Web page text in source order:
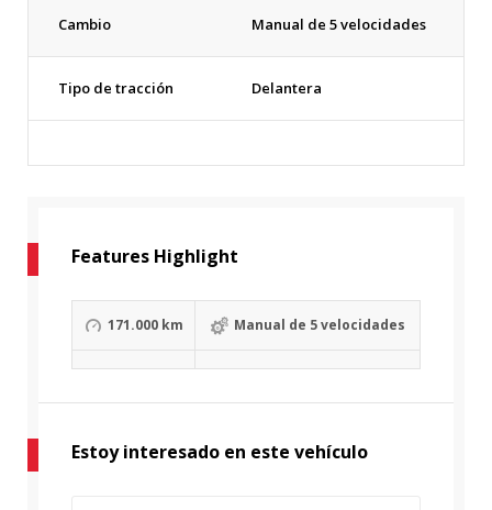
Cambio Manual de 5 velocidades
Tipo de tracción Delantera
Features Highlight
171.000 km Manual de 5 velocidades
Estoy interesado en este vehículo